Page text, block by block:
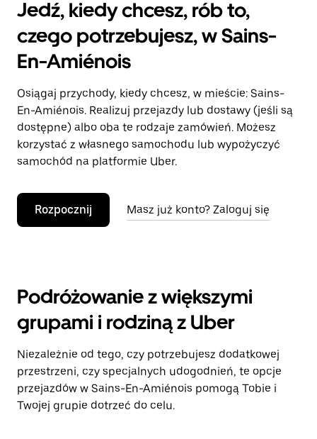
Jedź, kiedy chcesz, rób to,
czego potrzebujesz, w Sains-
En-Amiénois
Osiągaj przychody, kiedy chcesz, w mieście: Sains-
En-Amiénois. Realizuj przejazdy lub dostawy (jeśli są
dostępne) albo oba te rodzaje zamówień. Możesz
korzystać z własnego samochodu lub wypożyczyć
samochód na platformie Uber.
Rozpocznij Masz już konto? Zaloguj się
Podróżowanie z większymi
grupami i rodziną z Uber
Niezależnie od tego, czy potrzebujesz dodatkowej
przestrzeni, czy specjalnych udogodnień, te opcje
przejazdów w Sains-En-Amiénois pomogą Tobie i
Twojej grupie dotrzeć do celu.